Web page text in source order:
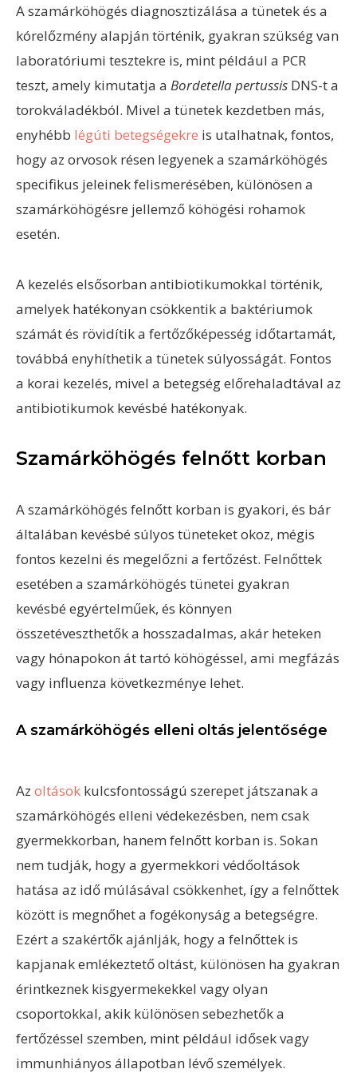
A szamárköhögés diagnosztizálása a tünetek és a
kórelőzmény alapján történik, gyakran szükség van
laboratóriumi tesztekre is, mint például a PCR
teszt, amely kimutatja a Bordetella pertussis DNS-t a
torokváladékból. Mivel a tünetek kezdetben más,
enyhébb légúti betegségekre is utalhatnak, fontos,
hogy az orvosok résen legyenek a szamárköhögés
specifikus jeleinek felismerésében, különösen a
szamárköhögésre jellemző köhögési rohamok
esetén.
A kezelés elsősorban antibiotikumokkal történik,
amelyek hatékonyan csökkentik a baktériumok
számát és rövidítik a fertőzőképesség időtartamát,
továbbá enyhíthetik a tünetek súlyosságát. Fontos
a korai kezelés, mivel a betegség előrehaladtával az
antibiotikumok kevésbé hatékonyak.
Szamárköhögés felnőtt korban
A szamárköhögés felnőtt korban is gyakori, és bár
általában kevésbé súlyos tüneteket okoz, mégis
fontos kezelni és megelőzni a fertőzést. Felnőttek
esetében a szamárköhögés tünetei gyakran
kevésbé egyértelműek, és könnyen
összetéveszthetők a hosszadalmas, akár heteken
vagy hónapokon át tartó köhögéssel, ami megfázás
vagy influenza következménye lehet.
A szamárköhögés elleni oltás jelentősége
Az oltások kulcsfontosságú szerepet játszanak a
szamárköhögés elleni védekezésben, nem csak
gyermekkorban, hanem felnőtt korban is. Sokan
nem tudják, hogy a gyermekkori védőoltások
hatása az idő múlásával csökkenhet, így a felnőttek
között is megnőhet a fogékonyság a betegségre.
Ezért a szakértők ajánlják, hogy a felnőttek is
kapjanak emlékeztető oltást, különösen ha gyakran
érintkeznek kisgyermekekkel vagy olyan
csoportokkal, akik különösen sebezhetők a
fertőzéssel szemben, mint például idősek vagy
immunhiányos állapotban lévő személyek.